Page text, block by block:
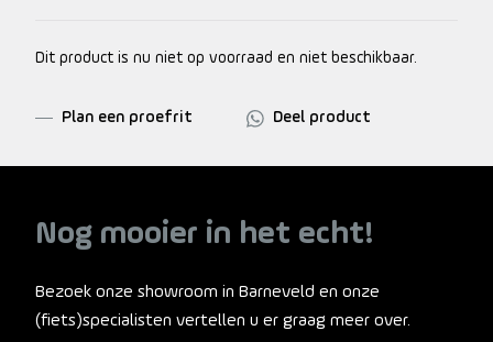
Dit product is nu niet op voorraad en niet beschikbaar.
Plan een proefrit Deel product
Nog mooier in het echt!
Bezoek onze showroom in Barneveld en onze
(fiets)specialisten vertellen u er graag meer over.